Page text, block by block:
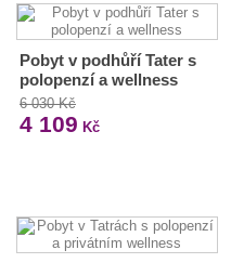
Pobyt v podhůří Tater s
polopenzí a wellness
6 030 Kč
4 109 Kč